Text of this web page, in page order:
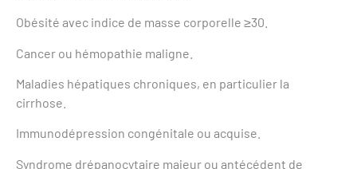
Obésité avec indice de masse corporelle ≥30.
Cancer ou hémopathie maligne.
Maladies hépatiques chroniques, en particulier la
cirrhose.
Immunodépression congénitale ou acquise.
Syndrome drépanocytaire majeur ou antécédent de